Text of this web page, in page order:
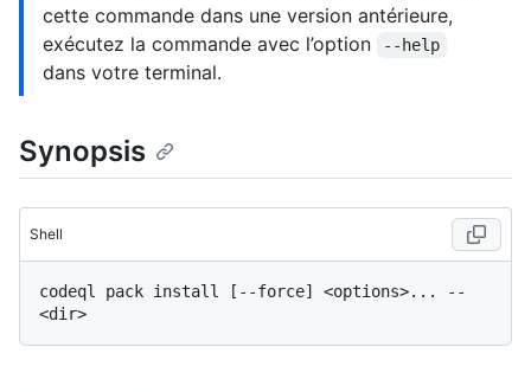
cette commande dans une version antérieure,
exécutez la commande avec l’option
--help
dans votre terminal.
Synopsis
Shell
codeql pack install [--force] <options>... --